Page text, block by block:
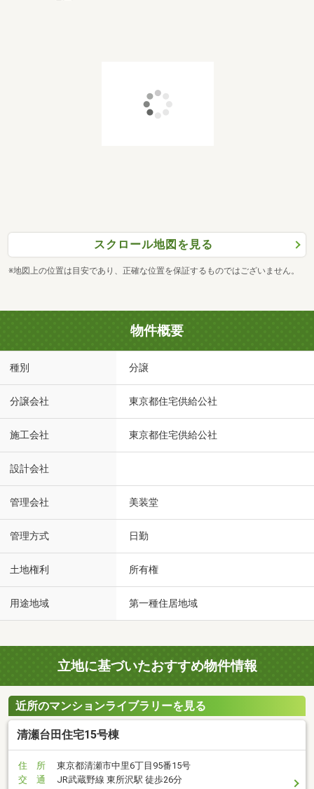
スクロール地図を見る
※地図上の位置は目安であり、正確な位置を保証するものではございません。
物件概要
種別 分譲
分譲会社 東京都住宅供給公社
施工会社 東京都住宅供給公社
設計会社
管理会社 美装堂
管理方式 日勤
土地権利 所有権
用途地域 第一種住居地域
立地に基づいたおすすめ物件情報
近所のマンションライブラリーを見る
清瀬台田住宅15号棟
住 所
東京都清瀬市中里6丁目95番15号
交 通
JR武蔵野線 東所沢駅 徒歩26分